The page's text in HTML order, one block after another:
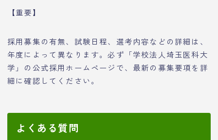
【重要】
採用募集の有無、試験日程、選考内容などの詳細は、
年度によって異なります。必ず「学校法人埼玉医科大
学」の公式採用ホームページで、最新の募集要項を詳
細に確認してください。
よくある質問